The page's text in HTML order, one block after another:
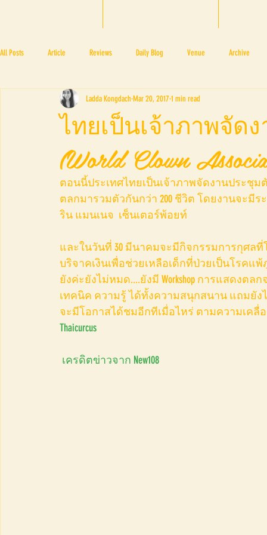
All Posts Article Reviews Daily Blog Venue Archive
BAPA BTF2017 NOV 4 5
BTF2019
ไทยเป็นเจ้าภาพจัด
(World Clown
Ladda Kongdach Mar 20, 20171 min read
ตอนนี้ประเทศไทยเป็นเจ้าภาพจัดงานประชุมตัวตลก
ตลกมารวมตัวกันกว่า 200 ชีวิต โดยงานจะมี
ริน แมนเนจ  เซ็นเตอร์พ้อยท์
และในวันที่ 30 มีนาคมจะมีกิจกรรมการกุศล
บริจาคเงินเพื่อช่วยเหลือเด็กที่ป่วยเป็นโรคแ
ยังค่ะยังไม่หมด....ยังมี Workshop การแสดงต
เทคนิค ความรู้ ได้ทั้งความสนุกสนาน แถมยั
จะมีโอกาสได้ชมอีกทีเมื่อไหร่ ตามความเค
Thaicurcus
เครดิตข่าวจาก New108